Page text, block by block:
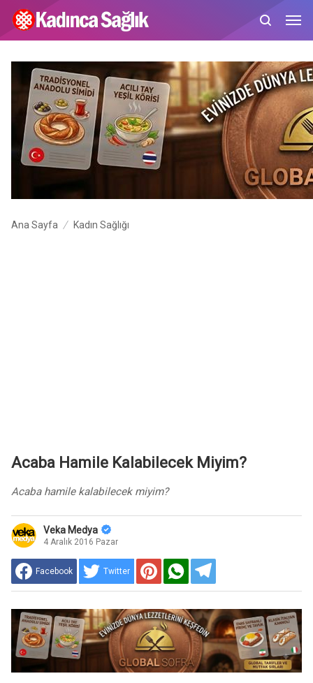
Ana Sayfa Kadın Sağlığı
Acaba Hamile Kalabilecek Miyim?
Acaba hamile kalabilecek miyim?
Veka Medya
4 Aralık 2016 Pazar
Facebook Twitter